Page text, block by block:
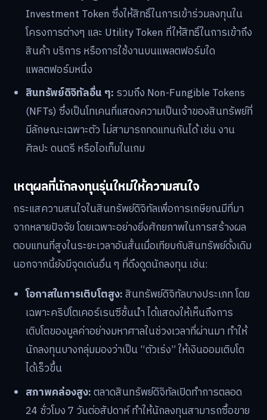
Investment Token ซึ่งให้สิทธิ์ในการเข้าร่วมลงทุนใน
โครงการต่างๆ และ Utility Token ที่ให้สิทธิ์ในการเข้าถึง
สินค้า บริการ หรือการใช้งานบนแพลตฟอร์มใด
แพลตฟอร์มหนึ่ง
สินทรัพย์ดิจิทัลอื่น ๆ: รวมถึง Non-Fungible Tokens
(NFTs) ซึ่งเป็นโทเคนที่แสดงความเป็นเจ้าของสินทรัพย์ที่
มีลักษณะเฉพาะตัว ไม่สามารถทดแทนกันได้ เช่น งาน
ศิลปะ ดนตรี หรือไอเท็มในเกม
เหตุผลที่นักลงทุนรุ่นใหม่ให้ความสนใจ
กระแสความสนใจในสินทรัพย์ดิจิทัลเพื่อการเกษียณมีที่มา
จากหลายปัจจัย โดยเฉพาะอย่างยิ่งศักยภาพในการสร้างผล
ตอบแทนที่สูงในระยะเวลาอันสั้นเมื่อเทียบกับสินทรัพย์ดั้งเดิม
นอกจากนี้ยังมีจุดเด่นอื่น ๆ ที่ดึงดูดนักลงทุน เช่น:
โอกาสในการเติบโตสูง:สินทรัพย์ดิจิทัลบางประเภท โดย
เฉพาะคริปโตเคอร์เรนซีชั้นนำ ได้แสดงให้เห็นถึงการ
เติบโตของมูลค่าอย่างมหาศาลในช่วงเวลาที่ผ่านมา ทำให้
นักลงทุนบางกลุ่มมองว่าเป็น “ตัวเร่ง” ให้เงินออมเติบโต
ได้เร็วขึ้น
สภาพคล่องสูง:ตลาดสินทรัพย์ดิจิทัลเปิดทำการตลอด
24 ชั่วโมง 7 วันต่อสัปดาห์ ทำให้นักลงทุนสามารถซื้อขาย